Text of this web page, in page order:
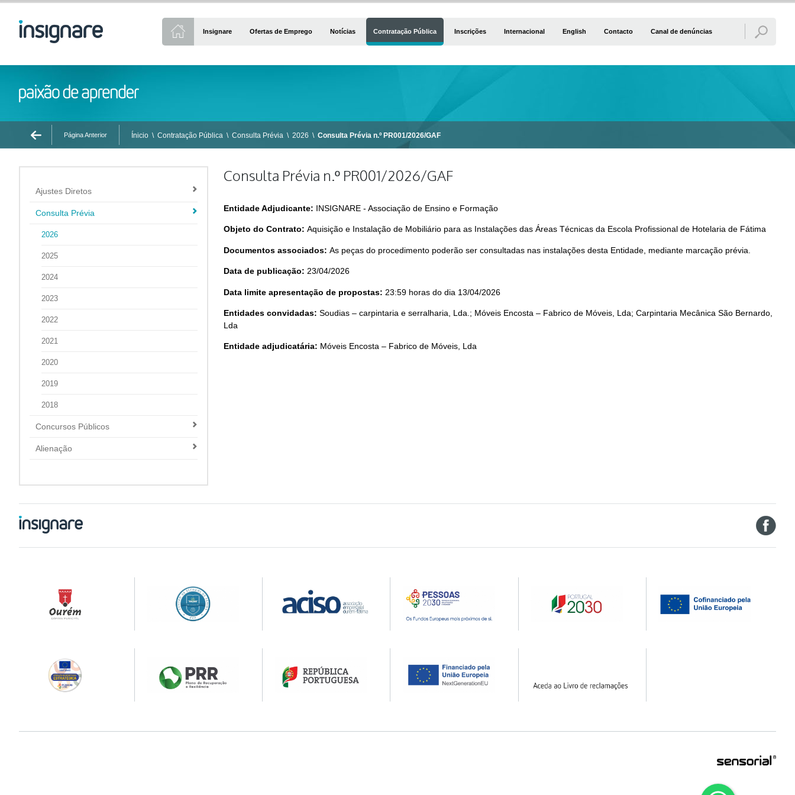
Insignare Ofertas de Emprego Notícias Contratação Pública Inscrições Internacional English Contacto Canal de denúncias
Página Anterior Ínicio \ Contratação Pública \ Consulta Prévia \ 2026 \ Consulta Prévia n.º PR001/2026/GAF
Ajustes Diretos
Consulta Prévia
2026
2025
2024
2023
2022
2021
2020
2019
2018
Concursos Públicos
Alienação
Consulta Prévia n.º PR001/2026/GAF
Entidade Adjudicante: INSIGNARE - Associação de Ensino e Formação
Objeto do Contrato: Aquisição e Instalação de Mobiliário para as Instalações das Áreas Técnicas da Escola Profissional de Hotelaria de Fátima
Documentos associados: As peças do procedimento poderão ser consultadas nas instalações desta Entidade, mediante marcação prévia.
Data de publicação: 23/04/2026
Data limite apresentação de propostas: 23:59 horas do dia 13/04/2026
Entidades convidadas: Soudias – carpintaria e serralharia, Lda.; Móveis Encosta – Fabrico de Móveis, Lda; Carpintaria Mecânica São Bernardo,
Lda
Entidade adjudicatária: Móveis Encosta – Fabrico de Móveis, Lda